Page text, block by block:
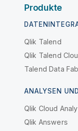
Produkte
Qlik Talend
Qlik Talend
Talend Data
ANALYSEN
Qlik Cloud
Qlik Answers